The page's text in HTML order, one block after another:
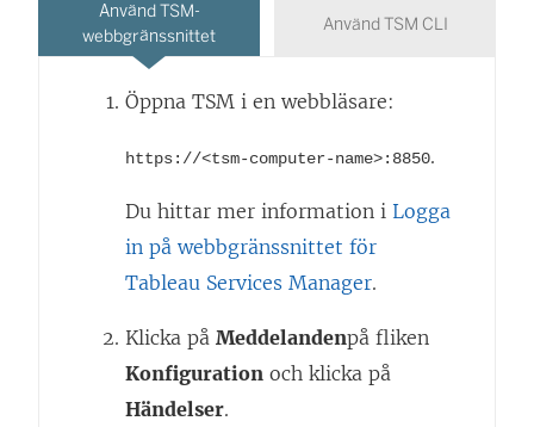
Använd TSM-
webbgränssnittet
Använd TSM CLI
Öppna TSM i en webbläsare:
https://<tsm-computer-name>:8850.
Du hittar mer information i Logga
in på webbgränssnittet för
Tableau Services Manager.
Klicka på Meddelandenpå fliken
Konfiguration och klicka på
Händelser.